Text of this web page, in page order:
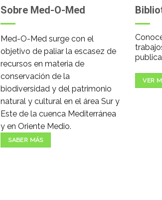
Sobre Med-O-Med
Med-O-Med surge con el
objetivo de paliar la escasez de
recursos en materia de
conservación de la
biodiversidad y del patrimonio
natural y cultural en el área Sur y
Este de la cuenca Mediterránea
y en Oriente Medio.
SABER MÁS
VER